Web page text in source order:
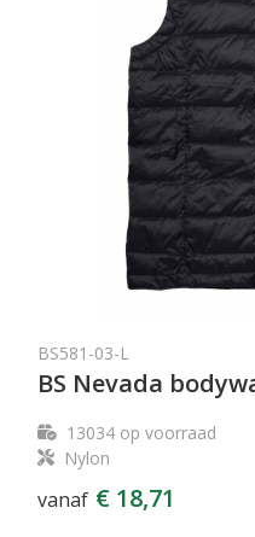
BS581-03-L
BS Nevada
13034op voorraad
Nylon
vanaf € 18,71